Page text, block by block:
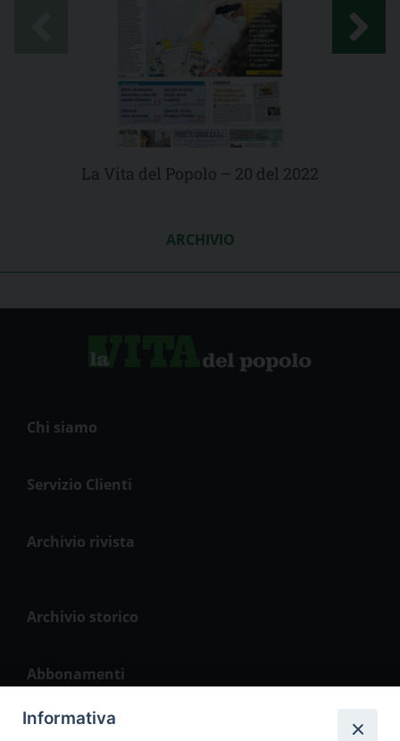
La Vita del Popolo – 20 del 2022
ARCHIVIO
Chi siamo
Servizio Clienti
Archivio rivista
Archivio storico
Abbonamenti
Informativa